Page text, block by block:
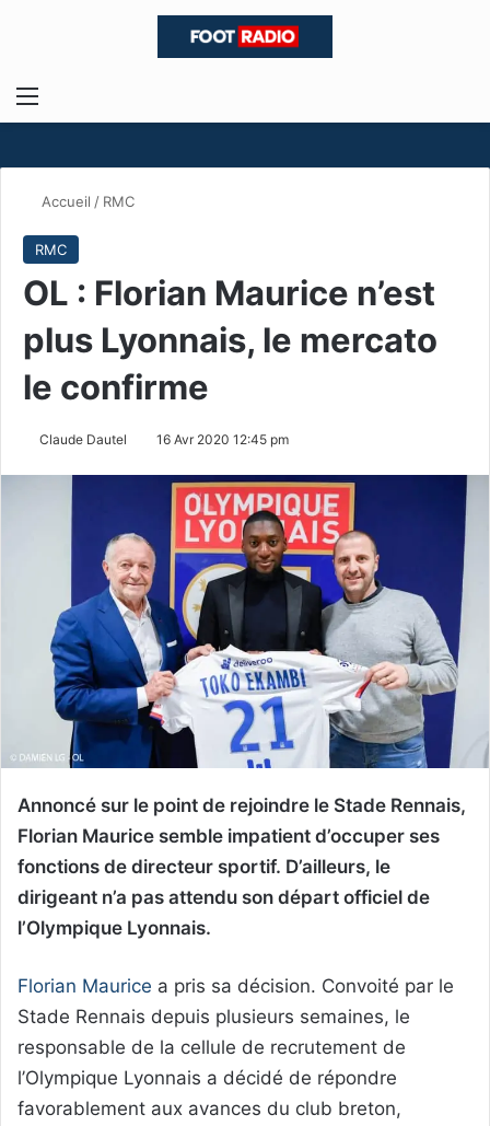
Menu
Accueil / RMC
RMC
OL : Florian Maurice n’est
plus Lyonnais, le mercato
le confirme
Claude Dautel 16 Avr 2020 12:45 pm
Annoncé sur le point de rejoindre le Stade Rennais,
Florian Maurice semble impatient d’occuper ses
fonctions de directeur sportif. D’ailleurs, le
dirigeant n’a pas attendu son départ officiel de
l’Olympique Lyonnais.
Florian Maurice a pris sa décision. Convoité par le
Stade Rennais depuis plusieurs semaines, le
responsable de la cellule de recrutement de
l’Olympique Lyonnais a décidé de répondre
favorablement aux avances du club breton,